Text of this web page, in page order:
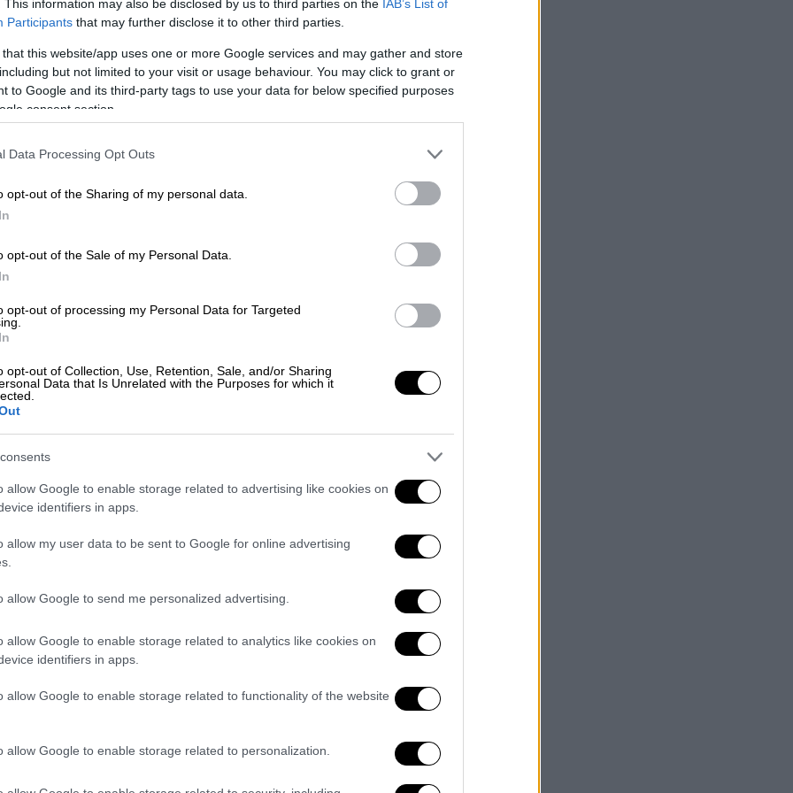
This information may also be disclosed by us to third parties on the IAB’s List of
Participants that may further disclose it to other third parties.
that this website/app uses one or more Google services and may gather and store
but not limited to your visit or usage behaviour. You may click to grant or
to Google and its third-party tags to use your data for below specified purposes
consent section.
Data Processing Opt Outs
opt-out of the Sharing of my personal data.
opt-out of the Sale of my Personal Data.
opt-out of processing my Personal Data for Targeted
opt-out of Collection, Use, Retention, Sale, and/or Sharing
Data that Is Unrelated with the Purposes for which it
allow Google to enable storage related to advertising like cookies on
identifiers in apps.
allow my user data to be sent to Google for online advertising
allow Google to send me personalized advertising.
allow Google to enable storage related to analytics like cookies on
identifiers in apps.
allow Google to enable storage related to functionality of the website
allow Google to enable storage related to personalization.
Αθλητισμός
του ΠΑΟΚ στην Ηλιούπολη
Θεσσαλονίκης
Γιατί ο Νίκος Ανδρουλάκης θα
είναι ο άγνωστος X για το πολιτικό
Σε περίπτωση που την ερχόμενη
Κυριακή θα επικρατήσει του Γιώργου
Παπανδρέου ο Νίκος Ανδρουλάκης θα
είναι ο άγνωστος X για το πολιτικό
Καταγγελία για VIP κλίνες ΜΕΘ:
«Συκοφαντίες» χαρακτηρίζει τις
πρόεδρος της ΕΙΝΑΠ